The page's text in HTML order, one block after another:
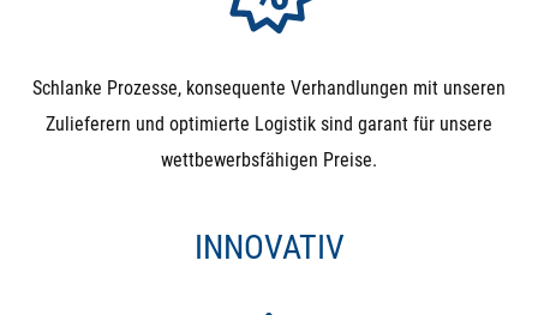
Schlanke Prozesse, konsequente Verhandlungen mit unseren
Zulieferern und optimierte Logistik sind garant für unsere
wettbewerbsfähigen Preise.
INNOVATIV